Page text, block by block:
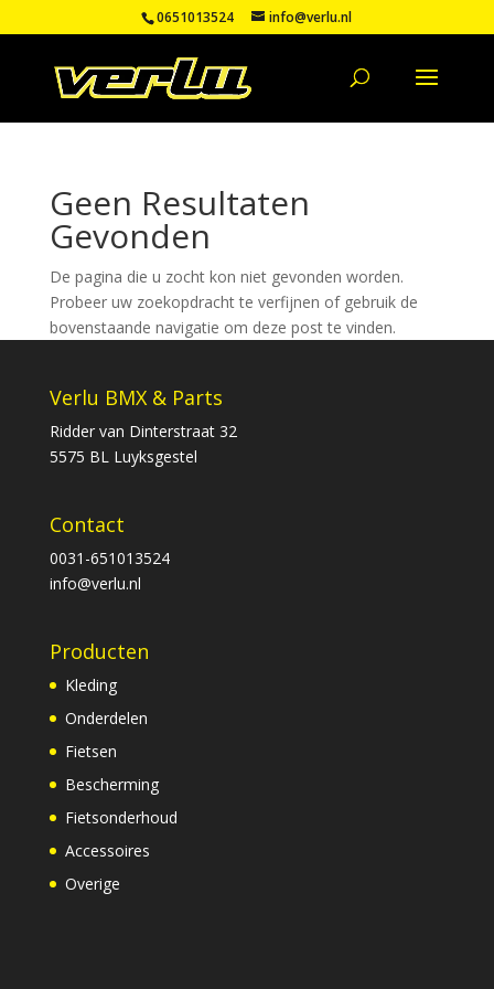
0651013524 info@verlu.nl
Geen Resultaten
Gevonden
De pagina die u zocht kon niet gevonden worden.
Probeer uw zoekopdracht te verfijnen of gebruik de
bovenstaande navigatie om deze post te vinden.
Verlu BMX & Parts
Ridder van Dinterstraat 32
5575 BL Luyksgestel
Contact
0031-651013524
info@verlu.nl
Producten
Kleding
Onderdelen
Fietsen
Bescherming
Fietsonderhoud
Accessoires
Overige